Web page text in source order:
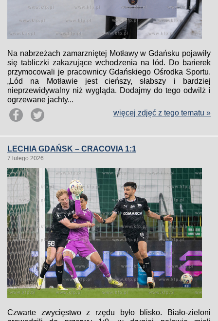
Na nabrzeżach zamarzniętej Motławy w Gdańsku pojawiły
się tabliczki zakazujące wchodzenia na lód. Do barierek
przymocowali je pracownicy Gdańskiego Ośrodka Sportu.
„Lód na Motławie jest cieńszy, słabszy i bardziej
nieprzewidywalny niż wygląda. Dodajmy do tego odwilż i
ogrzewane jachty...
więcej zdjęć z tego tematu »
LECHIA GDAŃSK – CRACOVIA 1:1
7 lutego 2026
Czwarte zwycięstwo z rzędu było blisko. Biało-zieloni